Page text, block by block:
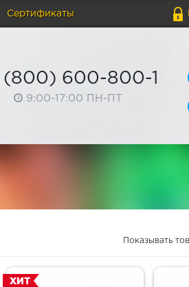
Сертификаты
(800) 600-800-1
9:00-17:00 ПН-ПТ
Показывать
ХИТ